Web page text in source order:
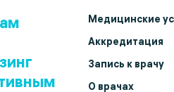
Медицинские
Аккредитация
Запись к врачу
О врачах